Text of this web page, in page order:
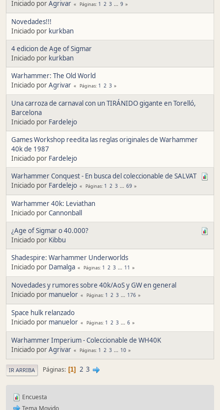
Iniciado porAgrivar Páginas 1 2 3 ... 9
Novedades!!!
Iniciado por kurkban
4 edicion de Age of Sigmar
Iniciado por kurkban
Warhammer: The Old World
Iniciado porAgrivar Páginas 1 2 3
Una carroza de carnaval con un TIRÁNIDO gigante en Torelló,
Barcelona
Iniciado por Fardelejo
Games Workshop reedita las reglas originales de Warhammer
40k de 1987
Iniciado por Fardelejo
Warhammer Conquest - En busca del coleccionable de SALVAT
Iniciado por Fardelejo Páginas 1 2 3 ... 69
Warhammer 40k: Leviathan
Iniciado porCannonball
¿Age of Sigmar o 40.000?
Iniciado por Kibbu
Shadespire: Warhammer Underworlds
Iniciado por Damalga Páginas 1 2 3 ... 11
Novedades y rumores sobre 40k/AoS y GW en general
Iniciado por manuelor Páginas 1 2 3 ... 176
Space hulk relanzado
Iniciado por manuelor Páginas 1 2 3 ... 6
Warhammer Imperium - Coleccionable de WH40K
Iniciado porAgrivar Páginas 1 2 3 ... 10
IR ARRIBA Páginas 1 2 3
Encuesta
Tema Movido